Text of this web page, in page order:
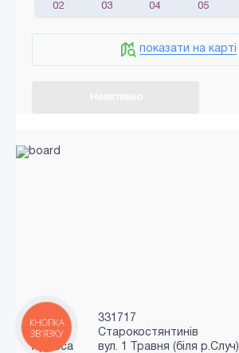
02 03 04 05
показати на карті
Код
331717
Місто
Старокостянтинів
Адреса
вул. 1 Травня (біля р.Случ)
КНОПКА
ЗВ'ЯЗКУ